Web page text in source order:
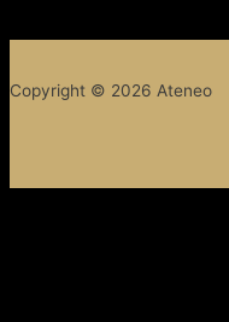
Copyright © 2026 Ateneo